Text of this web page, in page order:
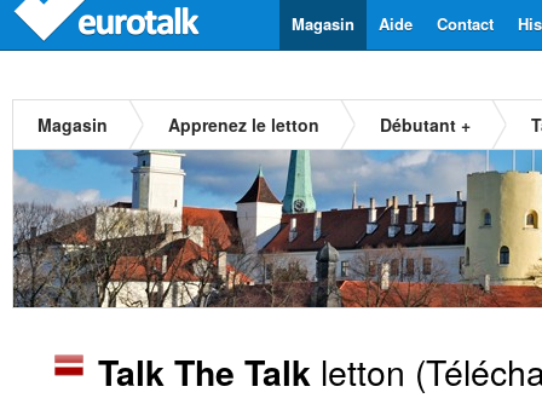
Contact
Aide
Magasin
Magasin Apprenez le letton Débutant +
Talk The Talk letton